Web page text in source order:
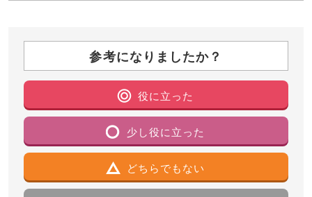
参考になりましたか？
役に立った
少し役に立った
どちらでもない